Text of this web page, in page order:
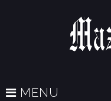
MENU